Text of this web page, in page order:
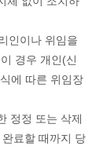
인이나 위임을
경우 개인(신
에 따른 위임장
정정 또는 삭제
료할 때까지 당